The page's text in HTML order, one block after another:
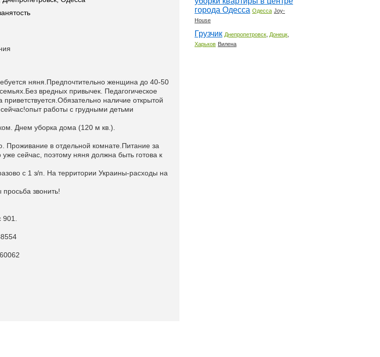
няня.Предпочтительно женщина до 40-50
вредных привычек. Педагогическое
наличие открытой
сейчас!опыт работы с грудными детьми
Днем уборка дома (120 м кв.).
в отдельной комнате.Питание за
сейчас, поэтому няня должна быть готова к
с 1 з/п. На территории Украины-расходы на
звонить!
города Одесса Одесса Joy-
House
Грузчик Днепропетровск, Донецк,
Харьков Вилена